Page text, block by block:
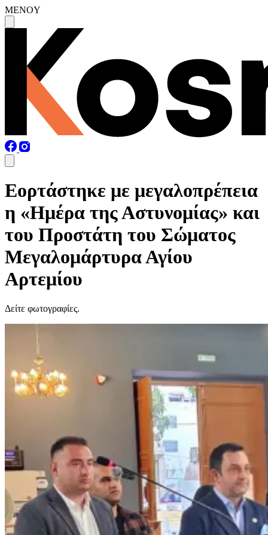
MENOY
Εορτάστηκε με μεγαλοπρέπεια
η «Ημέρα της Αστυνομίας» και
του Προστάτη του Σώματος
Μεγαλομάρτυρα Αγίου
Αρτεμίου
Δείτε φωτογραφίες.